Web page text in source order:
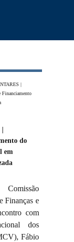
|
Financiamento
|
do
em
Finanças e
com
dos
Fábio